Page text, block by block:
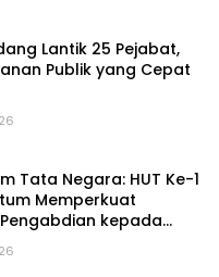
Lantik 25 Pejabat,
Publik yang Cepat
Tata Negara: HUT Ke-1
Memperkuat
kepada